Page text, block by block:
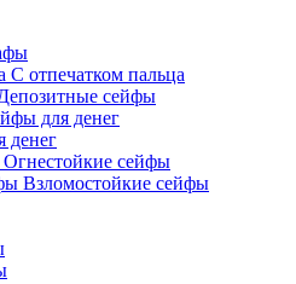
С отпечатком пальца
сейфы
для денег
денег
Огнестойкие сейфы
Взломостойкие сейфы